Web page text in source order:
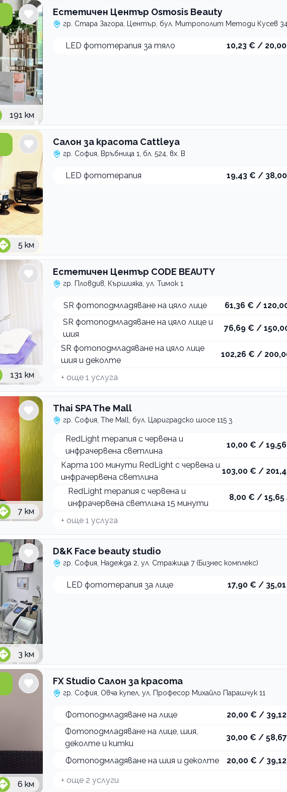
191 км
Естетичен Център Osmosis Beauty
гр. Стара Загора, Център, бул. Митрополит Методи Кусев
LED фототерапия за тяло 10,23 € /
5 км
Салон за красота Cattleya
гр. София, Връбница 1, бл. 524, вх. В
LED фототерапия 19,43 € /
131 км
Естетичен Център CODE BEAUTY
гр. Пловдив, Кършияка, ул. Тимок 1
SR фотоподмладяване на цяло лице
61,36 € /
SR фотоподмладяване на цяло лице и
шия
76,69 € /
SR фотоподмладяване на цяло лице
шия и деколте
102,26 € /
+ още 1 услуга
7 км
Thai SPA The Mall
гр. София, The Mall, бул. Цариградско шосе 115 з
RedLight терапия с червена и
инфрачервена светлина
10,00 € /
Карта 100 минути RedLight с червена и
инфрачервена светлина
103,00 € /
RedLight терапия с червена и
инфрачервена светлина 15 минути
8,00 € / 15,65
+ още 1 услуга
3 км
D&K Face beauty studio
гр. София, Надежда 2, ул. Стражица 7 (Бизнес комплекс)
LED фототерапия за лице 17,90 € / 35,01
6 км
FX Studio Салон за красота
гр. София, Овча купел, ул. Професор Михайло Парашчук 11
Фотоподмладяване на лице
20,00 € /
Фотоподмладяване на лице, шия,
деколте и китки
30,00 € /
Фотоподмладяване на шия и деколте 20,00 € /
+ още 2 услуги